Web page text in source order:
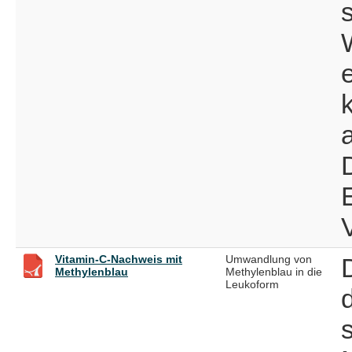
Vitamin-C-Nachweis mit
Methylenblau
Umwandlung von
Methylenblau in die
Leukoform